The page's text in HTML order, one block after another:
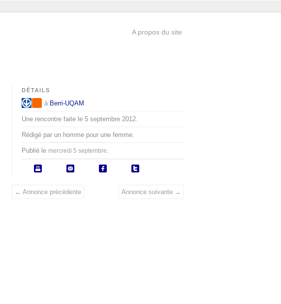
A propos du site
DÉTAILS
à Berri-UQAM .
Une rencontre faite le 5 septembre 2012.
Rédigé par un homme pour une femme.
Publié le mercredi 5 septembre.
← Annonce précédente Annonce suivante →